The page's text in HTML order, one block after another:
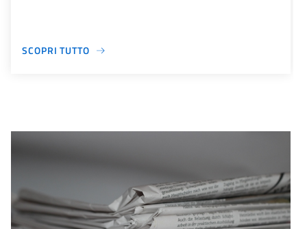
SCOPRI TUTTO